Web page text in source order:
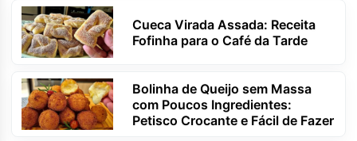
Cueca Virada Assada: Receita
Fofinha para o Café da Tarde
Bolinha de Queijo sem Massa
com Poucos Ingredientes:
Petisco Crocante e Fácil de Fazer